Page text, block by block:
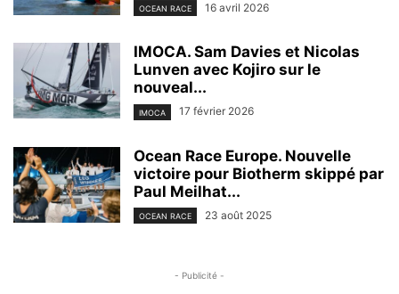
OCEAN RACE 16 avril 2026
IMOCA. Sam Davies et Nicolas
Lunven avec Kojiro sur le
nouveal...
IMOCA 17 février 2026
Ocean Race Europe. Nouvelle
victoire pour Biotherm skippé par
Paul Meilhat...
OCEAN RACE 23 août 2025
- Publicité -